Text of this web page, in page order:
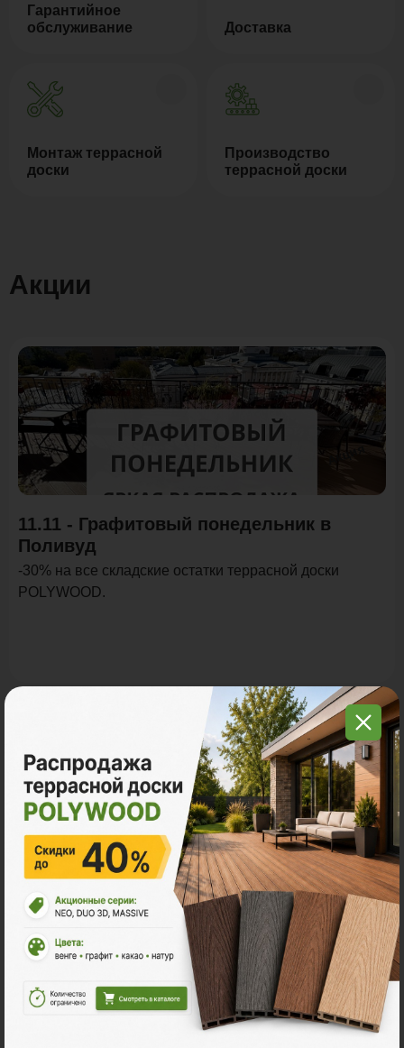
Гарантийное
обслуживание
Доставка
Монтаж террасной
доски
Производство
террасной доски
Акции
Акция
11.11 - Графитовый понедельник в
Поливуд
-30% на все складские остатки террасной доски
POLYWOOD.
Все акции
Ознакомьтесь с нашей
продукцией